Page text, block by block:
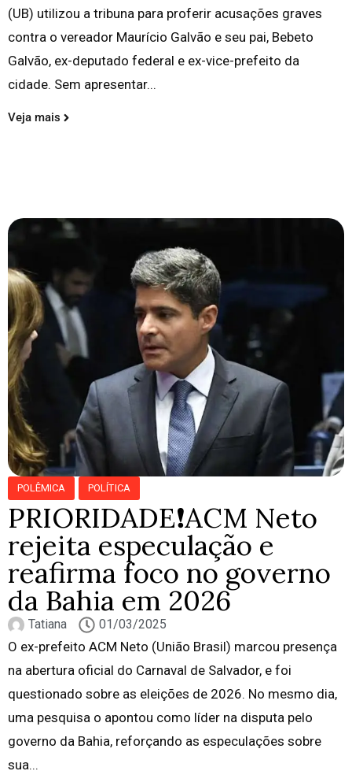
(UB) utilizou a tribuna para proferir acusações graves
contra o vereador Maurício Galvão e seu pai, Bebeto
Galvão, ex-deputado federal e ex-vice-prefeito da
cidade. Sem apresentar...
Veja mais
POLÊMICA POLÍTICA
PRIORIDADE❗ACM Neto
rejeita especulação e
reafirma foco no governo
da Bahia em 2026
Tatiana 01/03/2025
O ex-prefeito ACM Neto (União Brasil) marcou presença
na abertura oficial do Carnaval de Salvador, e foi
questionado sobre as eleições de 2026. No mesmo dia,
uma pesquisa o apontou como líder na disputa pelo
governo da Bahia, reforçando as especulações sobre
sua...